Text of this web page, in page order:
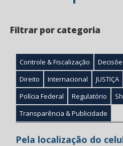
Filtrar por categoria
Controle & Fiscalização
Direito
Internacional JUSTIÇA
Polícia Federal
Regulatório
Transparência & Publicidade
Pela localização do